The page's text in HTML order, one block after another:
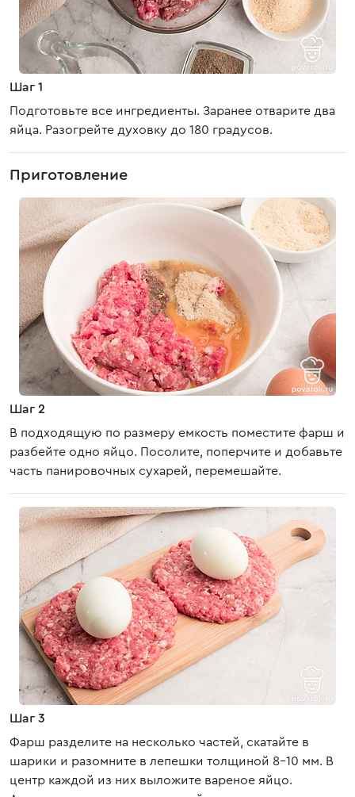
Шаг 1
Подготовьте все ингредиенты. Заранее отварите два
яйца. Разогрейте духовку до 180 градусов.
Приготовление
Шаг 2
В подходящую по размеру емкость поместите фарш и
разбейте одно яйцо. Посолите, поперчите и добавьте
часть панировочных сухарей, перемешайте.
Шаг 3
Фарш разделите на несколько частей, скатайте в
шарики и разомните в лепешки толщиной 8-10 мм. В
центр каждой из них выложите вареное яйцо.